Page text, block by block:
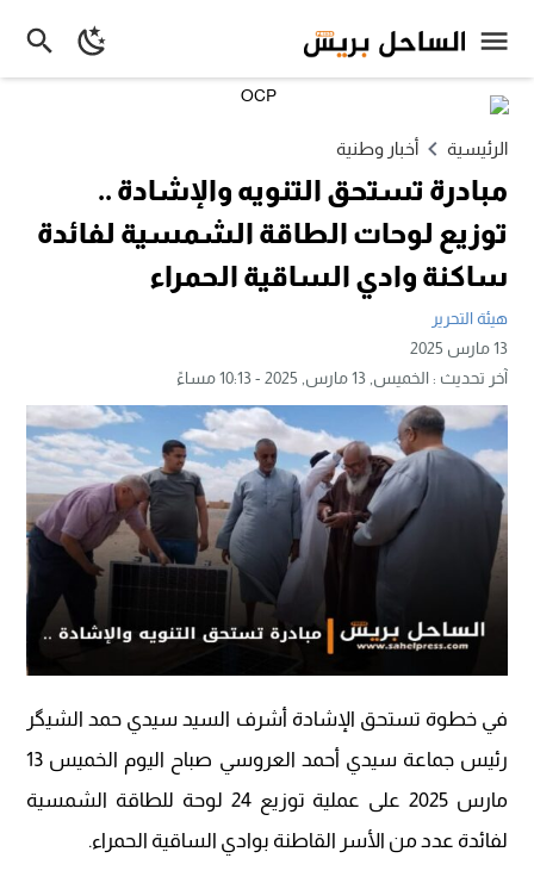
الرئيسية أخبار وطنية
مبادرة تستحق التنويه والإشادة ..
توزيع لوحات الطاقة الشمسية لفائدة
ساكنة وادي الساقية الحمراء
هيئة التحرير
13 مارس 2025
آخر تحديث :الخميس, 13 مارس, 2025 - 10:13 مساءً
في خطوة تستحق الإشادة أشرف السيد سيدي حمد الشيگر
رئيس جماعة سيدي أحمد العروسي صباح اليوم الخميس 13
مارس 2025 على عملية توزيع 24 لوحة للطاقة الشمسية
لفائدة عدد من الأسر القاطنة بوادي الساقية الحمراء.